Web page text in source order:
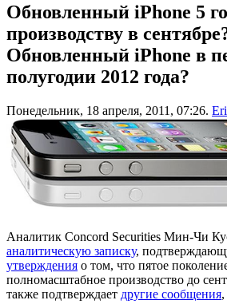
Обновленный iPhone 5
производству в
Обновленный iPhone в
полугодии 2012 года?
Понедельник, 18 апреля, 2011, 07:26.
Аналитик Concord Securities Мин-Чи
аналитическую записку,
утверждения о том, что пятое
полномасштабное производство до
также подтверждает другие сообщения